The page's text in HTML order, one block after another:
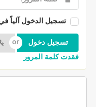
تسجيل الدخول آلياً
فقدت كلمة المرور